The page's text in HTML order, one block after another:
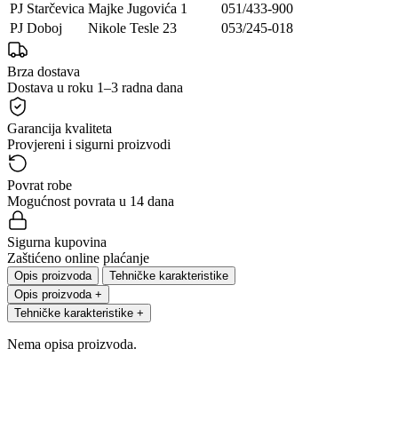
PJ Starčevica Majke Jugovića 1
051/433-900
PJ Doboj
Nikole Tesle 23 053/245-018
Brza dostava
Dostava u roku 1–3 radna dana
Garancija kvaliteta
Provjereni i sigurni proizvodi
Povrat robe
Mogućnost povrata u 14 dana
Sigurna kupovina
Zaštićeno online plaćanje
Opis proizvoda
Tehničke karakteristike
Opis proizvoda +
Tehničke karakteristike +
Nema opisa proizvoda.